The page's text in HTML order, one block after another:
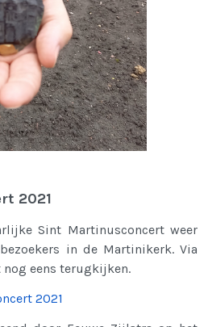
2021
Sint Martinusconcert weer
in de Martinikerk. Via
eens terugkijken.
2021